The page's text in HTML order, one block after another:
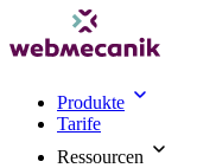
Produkte
Tarife
Ressourcen